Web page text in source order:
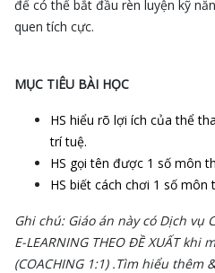
để có thể bắt đầu rèn luyện kỹ
quen tích cực.
MỤC TIÊU BÀI HỌC
HS hiểu rõ lợi ích của thể
trí tuệ.
HS gọi tên được 1 số môn
HS biết cách chơi 1 số
Ghi chú: Giáo án này có Dịch vụ
E-LEARNING THEO ĐỀ XUẤT khi
(COACHING 1:1) .Tìm hiểu thêm